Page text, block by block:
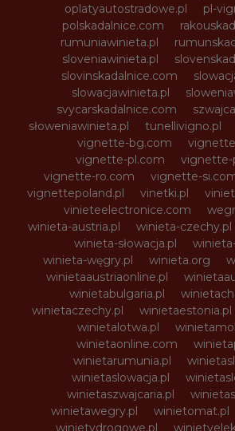
oplatyautostradowe.pl
pl-
polskadalnice.com
rumuniawinieta.pl
sloveniawinieta.pl
slovinskadalnice.com
slowacjawinieta.pl
svycarskadalnice.com
słoweniawinieta.pl
tunellivigno.pl
vignette-bg.com
vignette-pl.com
vignette-
vignette-ro.com
vignette-
vignettepoland.pl
vinetki.pl
vinieteelectronice.com
winieta-austria.pl
winieta-czechy.pl
winieta-słowacja.pl
winieta-węgry.pl
winieta.org
winietaaustriaonline.pl
winietabulgaria.pl
winietaczechy.pl
winietaestonia.pl
winietalotwa.pl
winietaonline.com
winietarumunia.pl
winietaslowacja.pl
winietaszwajcaria.pl
winietawegry.pl
winietomat.pl
winietydrogowe.pl